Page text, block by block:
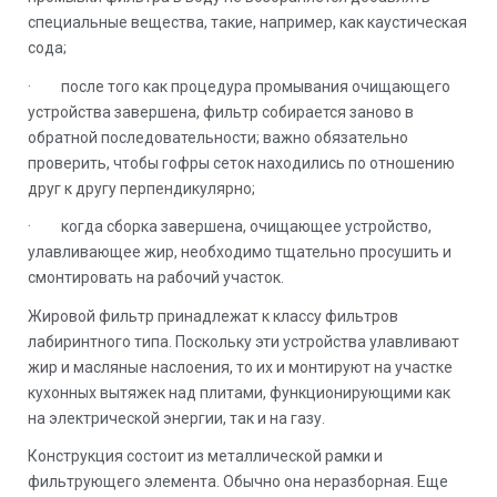
специальные вещества, такие, например, как каустическая
сода;
· после того как процедура промывания очищающего
устройства завершена, фильтр собирается заново в
обратной последовательности; важно обязательно
проверить, чтобы гофры сеток находились по отношению
друг к другу перпендикулярно;
· когда сборка завершена, очищающее устройство,
улавливающее жир, необходимо тщательно просушить и
смонтировать на рабочий участок.
Жировой фильтр принадлежат к классу фильтров
лабиринтного типа. Поскольку эти устройства улавливают
жир и масляные наслоения, то их и монтируют на участке
кухонных вытяжек над плитами, функционирующими как
на электрической энергии, так и на газу.
Конструкция состоит из металлической рамки и
фильтрующего элемента. Обычно она неразборная. Еще